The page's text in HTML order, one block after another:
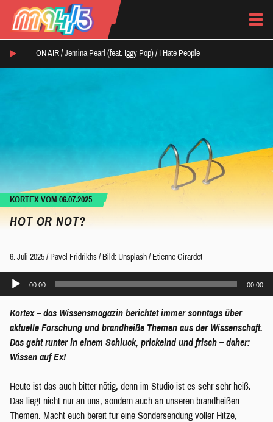
ON AIR / Jemina Pearl (feat. Iggy Pop) / I Hate People
KORTEX VOM 06.07.2025
HOT OR NOT?
6. Juli 2025 / Pavel Fridrikhs / Bild: Unsplash / Etienne Girardet
Audio-
00:00 00:00
Kortex – das Wissensmagazin berichtet immer sonntags über
aktuelle Forschung und brandheiße Themen aus der Wissenschaft.
Das geht runter in einem Schluck, prickelnd und frisch – daher:
Wissen auf Ex!
Heute ist das auch bitter nötig, denn im Studio ist es sehr sehr heiß.
Das liegt nicht nur an uns, sondern auch an unseren brandheißen
Themen. Macht euch bereit für eine Sondersendung voller Hitze,